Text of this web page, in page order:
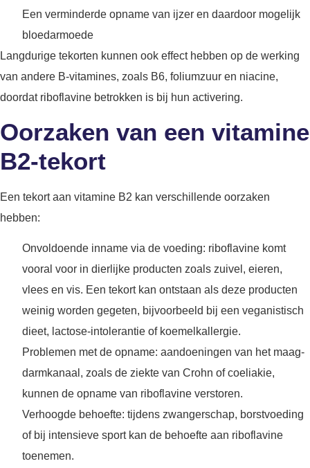
Een verminderde opname van ijzer en daardoor mogelijk
bloedarmoede
Langdurige tekorten kunnen ook effect hebben op de werking
van andere B-vitamines, zoals B6, foliumzuur en niacine,
doordat riboflavine betrokken is bij hun activering.
Oorzaken van een vitamine
B2-tekort
Een tekort aan vitamine B2 kan verschillende oorzaken
hebben:
Onvoldoende inname via de voeding: riboflavine komt
vooral voor in dierlijke producten zoals zuivel, eieren,
vlees en vis. Een tekort kan ontstaan als deze producten
weinig worden gegeten, bijvoorbeeld bij een veganistisch
dieet, lactose-intolerantie of koemelkallergie.
Problemen met de opname: aandoeningen van het maag-
darmkanaal, zoals de ziekte van Crohn of coeliakie,
kunnen de opname van riboflavine verstoren.
Verhoogde behoefte: tijdens zwangerschap, borstvoeding
of bij intensieve sport kan de behoefte aan riboflavine
toenemen.